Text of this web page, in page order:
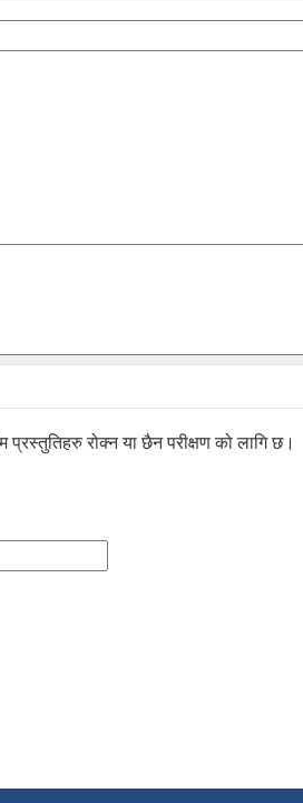
प्रस्तुतिहरु रोक्न या छैन परीक्षण को लागि छ।